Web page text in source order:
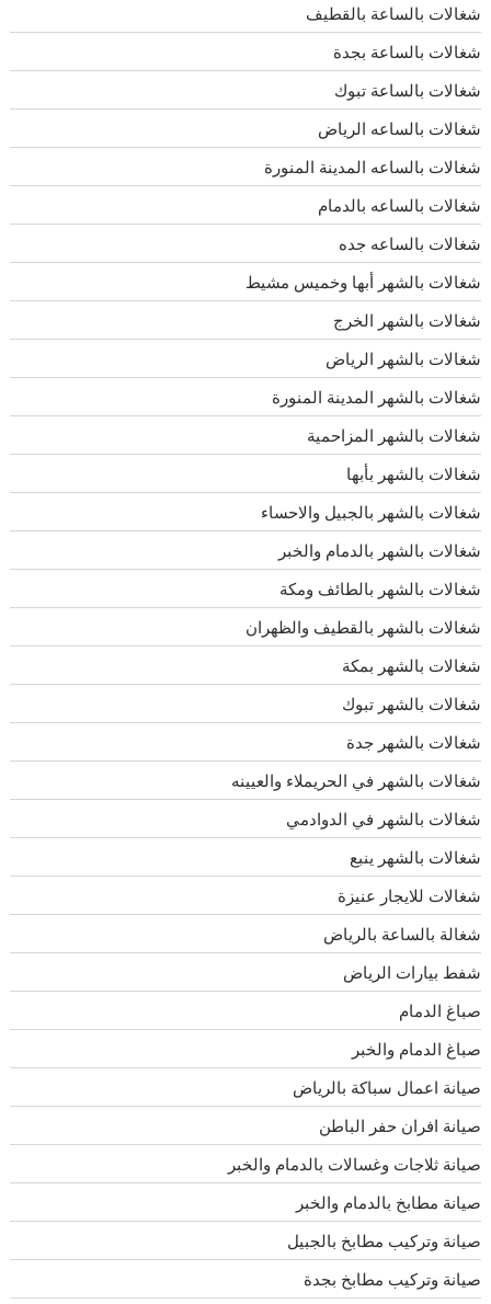
شغالات بالساعة بالقطيف
شغالات بالساعة بجدة
شغالات بالساعة تبوك
شغالات بالساعه الرياض
شغالات بالساعه المدينة المنورة
شغالات بالساعه بالدمام
شغالات بالساعه جده
شغالات بالشهر أبها وخميس مشيط
شغالات بالشهر الخرج
شغالات بالشهر الرياض
شغالات بالشهر المدينة المنورة
شغالات بالشهر المزاحمية
شغالات بالشهر بأبها
شغالات بالشهر بالجبيل والاحساء
شغالات بالشهر بالدمام والخبر
شغالات بالشهر بالطائف ومكة
شغالات بالشهر بالقطيف والظهران
شغالات بالشهر بمكة
شغالات بالشهر تبوك
شغالات بالشهر جدة
شغالات بالشهر في الحريملاء والعيينه
شغالات بالشهر في الدوادمي
شغالات بالشهر ينبع
شغالات للايجار عنيزة
شغالة بالساعة بالرياض
شفط بيارات الرياض
صباغ الدمام
صباغ الدمام والخبر
صيانة اعمال سباكة بالرياض
صيانة افران حفر الباطن
صيانة ثلاجات وغسالات بالدمام والخبر
صيانة مطابخ بالدمام والخبر
صيانة وتركيب مطابخ بالجبيل
صيانة وتركيب مطابخ بجدة